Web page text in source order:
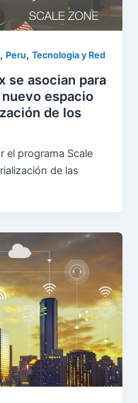
, Peru,Tecnologia y Red
se asocian para
espacio
de los
el programa Scale
de las